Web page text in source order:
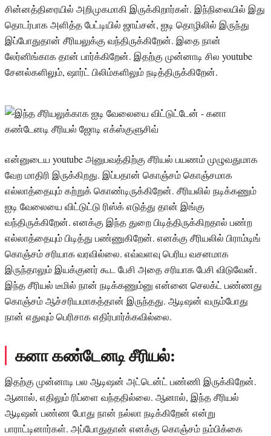
சின்னத்திரையில் அறிமுகமாகி இருக்கிறார்கள். இந்நிலையில் இது
தொடர்பாக அளித்த பேட்டியில் ஜாய்சன், ஐடி தொழிலில் இருந்து
இப்போதுதான் சீரியலுக்கு வந்திருக்கிறேன். இதை நான்
லேர்னிங்காக தான் பார்க்கிறேன். இதற்கு முன்னாடி சில youtube
சேனல்களிலும், ஷார்ட் பிலிம்களிலும் நடித்திருக்கிறேன்.
என்னுடைய youtube அனுபவத்திற்கு சீரியல் பயணம் முழுவதுமாக
வேற மாதிரி இருக்கிறது. இப்பதான் கொஞ்சம் கொஞ்சமாக
எல்லாத்தையும் கற்றுக் கொண்டிருக்கிறேன். சீரியலில் நடிக்கணும்
ஐடி வேலையை விட்டுட்டு ரிஸ்க் எடுத்து தான் இங்கு
வந்திருக்கிறேன். எனக்கு இந்த துறை பிடித்திருக்கிறதால் பண்ற
எல்லாத்தையும் பிடித்து பண்ணுகிறேன். எனக்கு சீரியலில் பிராம்டிங்
கொஞ்சம் சரியாக வரவில்லை. எவ்வளவு பெரிய வசனமாக
இருந்தாலும் இயக்குனர் கூட பேசி அதை சரியாக பேசி விடுவேன்.
இந்த சீரியல் டீமில் நான் நடிக்கணும்னு என்னை செலக்ட் பண்ணது
கொஞ்சம் ஆச்சரியமாகத்தான் இருந்தது. ஆடிஷன் வரும்போது
நான் எதுவும் பெரிசாக எதிர்பார்க்கவில்லை.
கனா கண்டேனடி சீரியல்:
இதற்கு முன்னாடி பல ஆடிஷன் அட்டென்ட் பண்ணி இருக்கிறேன்.
ஆனால், எதிலும் ரிப்ளை வந்ததில்லை. ஆனால், இந்த சீரியல்
ஆடிஷன் பண்ண போது நான் நல்லா நடிக்கிறேன் என்று
பாராட்டினார்கள். அப்போதுதான் எனக்கு கொஞ்சம் நம்பிக்கை